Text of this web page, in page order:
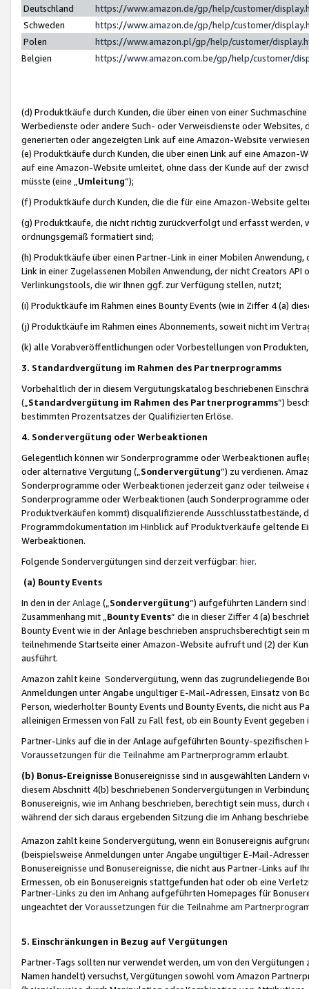
Deutschland
https://www.amazon.de/gp/help/customer/
Schweden
https://www.amazon.de/gp/help/customer/
Polen
https://www.amazon.pl/gp/help/customer/
Belgien
https://www.amazon.com.be/gp/help/customer/
(d) Produktkäufe durch Kunden, die über einen von einer
Werbedienste oder andere Such- oder Verweisdienste oder Websites,
generierten oder angezeigten Link auf eine Amazon-Website
(e) Produktkäufe durch Kunden, die über einen Link auf eine
auf eine Amazon-Website umleitet, ohne dass der Kunde auf der
müsste (eine „ Umleitung“);
(f) Produktkäufe durch Kunden, die die für eine Amazon-Website
(g) Produktkäufe, die nicht richtig zurückverfolgt und erfasst werden,
ordnungsgemäß formatiert sind;
(h) Produktkäufe über einen Partner-Link in einer Mobilen
Link in einer Zugelassenen Mobilen Anwendung, der nicht Creators
Verlinkungstools, die wir Ihnen ggf. zur Verfügung stellen, nutzt;
(i) Produktkäufe im Rahmen eines Bounty Events (wie in Ziffer 4 (a)
(j) Produktkäufe im Rahmen eines Abonnements, soweit nicht im
(k) alle Vorabveröffentlichungen oder Vorbestellungen von
3. Standardvergütung im Rahmen des Partnerprogramms
Vorbehaltlich der in diesem Vergütungskatalog beschriebenen
(„ Standardvergütung im Rahmen des Partnerprogramms“)
bestimmten Prozentsatzes der Qualifizierten Erlöse.
4. Sondervergütung oder Werbeaktionen
Gelegentlich können wir Sonderprogramme oder Werbeaktionen
oder alternative Vergütung („ Sondervergütung”) zu verdienen.
Sonderprogramme oder Werbeaktionen jederzeit ganz oder
Sonderprogramme oder Werbeaktionen (auch Sonderprogramme
Produktverkäufen kommt) disqualifizierende Ausschlusstatbestände,
Programmdokumentation im Hinblick auf Produktverkäufe geltende
Werbeaktionen.
Folgende Sondervergütungen sind derzeit verfügbar: hier.
(a) Bounty Events
In den in derAnlage („ Sondervergütung“) aufgeführten Ländern
Zusammenhang mit „ Bounty Events“ die in dieser Ziffer 4 (a)
Bounty Event wie in der Anlage beschrieben anspruchsberechtigt sein
teilnehmende Startseite einer Amazon-Website aufruft und (2) der
ausführt.
Amazon zahlt keine Sondervergütung, wenn das zugrundeliegende
Anmeldungen unter Angabe ungültiger E-Mail-Adressen, Einsatz von
Person, wiederholter Bounty Events und Bounty Events, die nicht
alleinigen Ermessen von Fall zu Fall fest, ob ein Bounty Event
Partner-Links auf die in der Anlage aufgeführten Bounty-spezifischen
Voraussetzungen für die Teilnahme am Partnerprogramm erlaubt.
(b) Bonus-Ereignisse Bonusereignisse sind in ausgewählten Ländern
diesem Abschnitt 4(b) beschriebenen Sondervergütungen in
Bonusereignis, wie im Anhang beschrieben, berechtigt sein muss,
während der sich daraus ergebenden Sitzung die im Anhang
Amazon zahlt keine Sondervergütung, wenn ein Bonusereignis
(beispielsweise Anmeldungen unter Angabe ungültiger E-Mail-
Bonusereignisse und Bonusereignisse, die nicht aus Partner-Links auf
Ermessen, ob ein Bonusereignis stattgefunden hat oder ob eine
Partner-Links zu den im Anhang aufgeführten Homepages für
ungeachtet derVoraussetzungen für die Teilnahme am
5. Einschränkungen in Bezug auf Vergütungen
Partner-Tags sollten nur verwendet werden, um von den
Namen handelt) versuchst, Vergütungen sowohl vom Amazon